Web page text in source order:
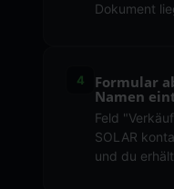
Dokument
4
Formular
Namen
Feld
SOLAR
und du